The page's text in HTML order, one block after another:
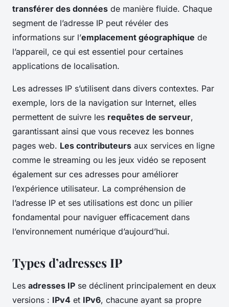
transférer des données de manière fluide. Chaque
segment de l’adresse IP peut révéler des
informations sur l’emplacement géographique de
l’appareil, ce qui est essentiel pour certaines
applications de localisation.
Les adresses IP s’utilisent dans divers contextes. Par
exemple, lors de la navigation sur Internet, elles
permettent de suivre les requêtes de serveur,
garantissant ainsi que vous recevez les bonnes
pages web. Les contributeurs aux services en ligne
comme le streaming ou les jeux vidéo se reposent
également sur ces adresses pour améliorer
l’expérience utilisateur. La compréhension de
l’adresse IP et ses utilisations est donc un pilier
fondamental pour naviguer efficacement dans
l’environnement numérique d’aujourd’hui.
Types d’adresses IP
Les adresses IP se déclinent principalement en deux
versions : IPv4 et IPv6, chacune ayant sa propre